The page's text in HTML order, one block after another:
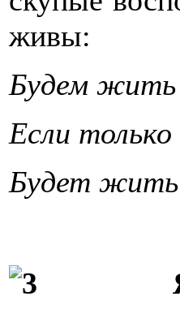
живы:
Будем жить
Если только
Будет